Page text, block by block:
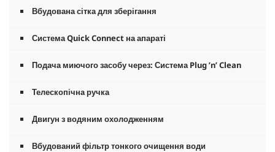
Вбудована сітка для зберігання
СистемаQuick Connect на апараті
Подача миючого засобу через: Система Plug ’n’ Clean
Телескопічна ручка
Двигун з водяним охолодженням
Вбудований фільтр тонкого очищення води